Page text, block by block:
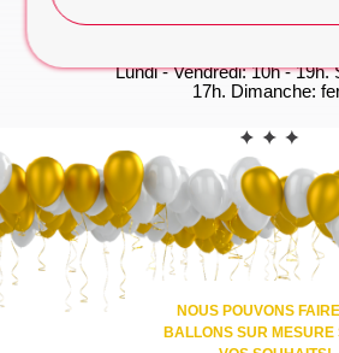
Lundi - Vendredi: 10h - 19h.
17h. Dimanche:
CONTACT
NOUS POUVONS
BALLONS SUR MESURE